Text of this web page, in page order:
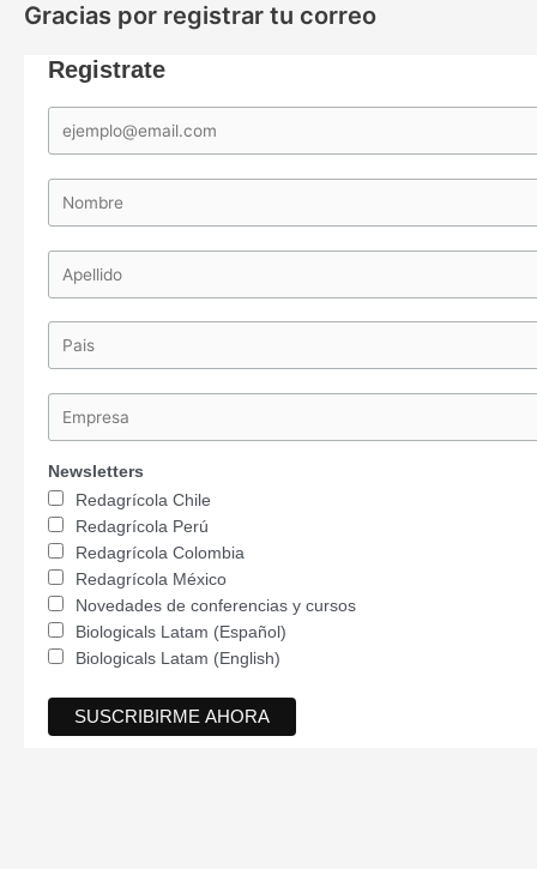
Gracias por registrar tu correo
Registrate
Newsletters
Redagrícola Chile
Redagrícola Perú
Redagrícola Colombia
Redagrícola México
Novedades de conferencias y cursos
Biologicals Latam (Español)
Biologicals Latam (English)